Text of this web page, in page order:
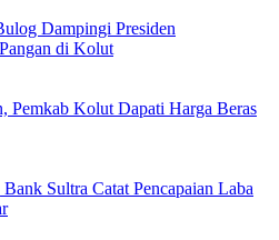
Dampingi Presiden
di Kolut
Pemkab Kolut Dapati Harga Beras
Sultra Catat Pencapaian Laba